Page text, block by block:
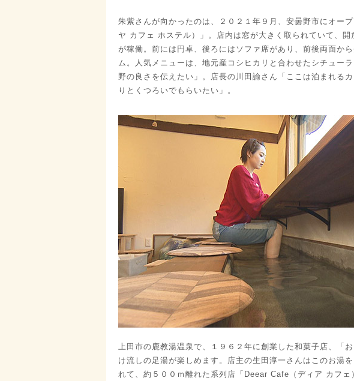
朱紫さんが向かったのは、２０２１年９月、安曇野市にオー
ヤ カフェ ホステル）」。店内は窓が大きく取られていて、
が稼働。前には円卓、後ろにはソファ席があり、前後両面か
ム。人気メニューは、地元産コシヒカリと合わせたシチュー
野の良さを伝えたい」。店長の川田諭さん「ここは泊まれる
りとくつろいでもらいたい」。
上田市の鹿教湯温泉で、１９６２年に創業した和菓子店、「
け流しの足湯が楽しめます。店主の生田淳一さんはこのお湯
れて、約５００ｍ離れた系列店「Deear Cafe（ディア カフ